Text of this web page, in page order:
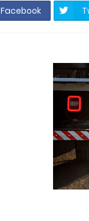
Facebook